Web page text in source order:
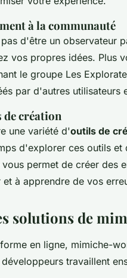
à la communauté
d'être un observateur
vos propres idées. Plus
le groupe Les
par d'autres
création
une variété d'outils de
d'explorer ces outils
vous permet de créer des
et à apprendre de vos
solutions de
en ligne, mimiche-
travaillent